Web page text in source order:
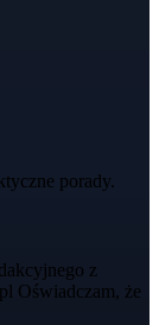
porady.
z
Oświadczam, że